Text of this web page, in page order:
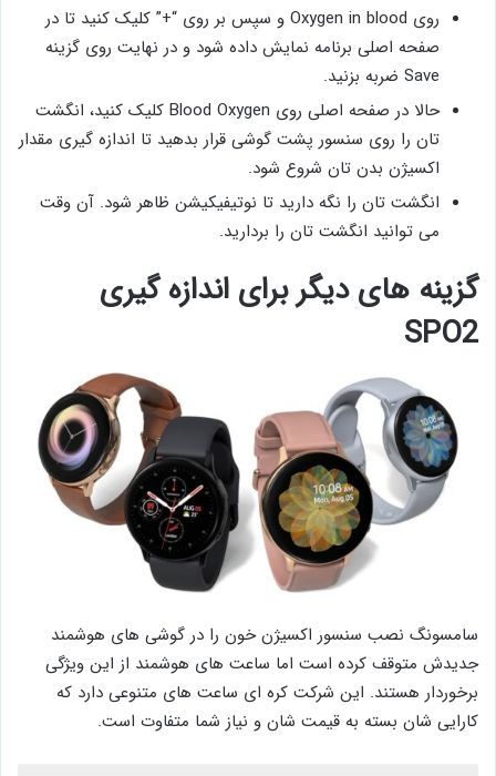
روی Oxygen in blood و سپس بر روی “+” کلیک کنید تا در
صفحه اصلی برنامه نمایش داده شود و در نهایت روی گزینه
Save ضربه بزنید.
حالا در صفحه اصلی روی Blood Oxygen کلیک کنید، انگشت
تان را روی سنسور پشت گوشی قرار بدهید تا اندازه گیری مقدار
اکسیژن بدن تان شروع شود.
انگشت تان را نگه دارید تا نوتیفیکیشن ظاهر شود. آن وقت
می توانید انگشت تان را بردارید.
گزینه های دیگر برای اندازه گیری
SPO2
سامسونگ نصب سنسور اکسیژن خون را در گوشی های هوشمند
جدیدش متوقف کرده است اما ساعت های هوشمند از این ویژگی
برخوردار هستند. این شرکت کره ای ساعت های متنوعی دارد که
کارایی شان بسته به قیمت شان و نیاز شما متفاوت است.